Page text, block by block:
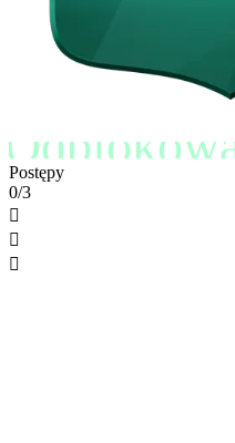
Postępy
0/3


